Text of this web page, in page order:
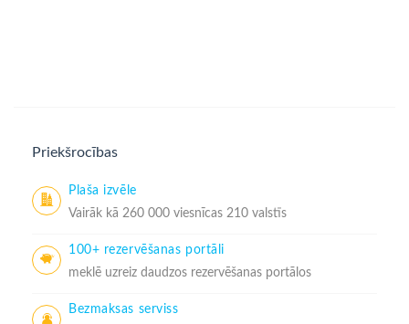
Priekšrocības
Plaša izvēle
Vairāk kā 260 000 viesnīcas 210 valstīs
100+ rezervēšanas portāli
meklē uzreiz daudzos rezervēšanas portālos
Bezmaksas serviss